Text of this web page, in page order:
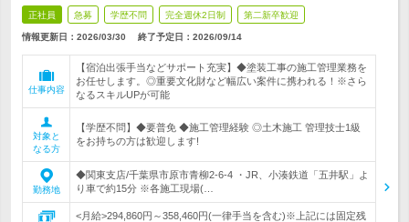
正社員 急募 学歴不問 完全週休2日制 第二新卒歓迎
情報更新日：2026/03/30 終了予定日： 2026/09/14
仕事内容
【宿泊出張手当などサポート充実】◆塗装工事の施工管理業務を
お任せします。◎重要文化財など幅広い案件に携われる！※さら
なるスキルUPが可能
対象と
なる方
【学歴不問】◆要普免 ◆施工管理経験 ◎土木施工 管理技士1級
をお持ちの方は歓迎します!
勤務地
◆関東支店/千葉県市原市青柳2-6-4 ・JR、小湊鉄道「五井駅」よ
り車で約15分 ※各施工現場(…
<月給>294,860円～358,460円(一律手当を含む)※上記には固定残